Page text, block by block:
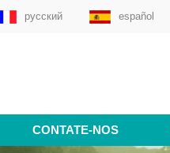
русский español
CONTATE-NOS